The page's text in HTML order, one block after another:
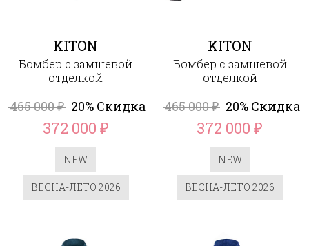
KITON
Бомбер с замшевой
отделкой
465 000₽ 20% Скидка
372 000 ₽
NEW
ВЕСНА-ЛЕТО 2026
KITON
Бомбер с замшевой
отделкой
465 000₽ 20% Скидка
372 000₽
NEW
ВЕСНА-ЛЕТО 2026